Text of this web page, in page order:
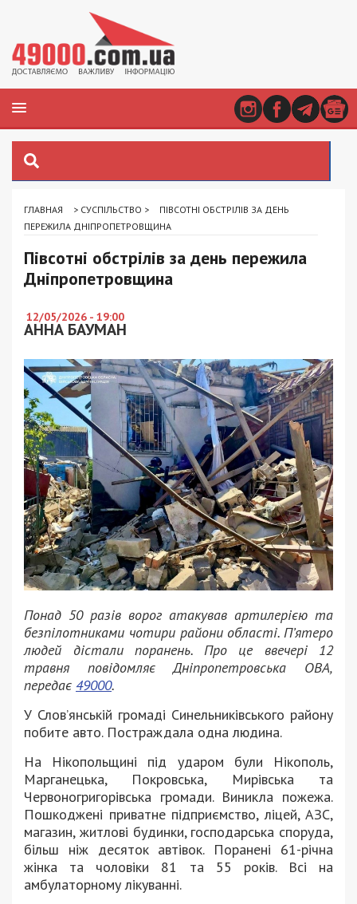
ГЛАВНАЯ > СУСПІЛЬСТВО >
ПІВСОТНІ ОБСТРІЛІВ ЗА ДЕНЬ
ПЕРЕЖИЛА ДНІПРОПЕТРОВЩИНА
Півсотні обстрілів за день пережила
Дніпропетровщина
12/05/2026 - 19:00
АННА БАУМАН
Понад 50 разів ворог атакував артилерією та
безпілотниками чотири райони області. П’ятеро
людей дістали поранень. Про це ввечері 12
травня повідомляє Дніпропетровська ОВА,
передає 49000.
У Слов’янській громаді Синельниківського району
побите авто. Постраждала одна людина.
На Нікопольщині під ударом були Нікополь,
Марганецька, Покровська, Мирівська та
Червоногригорівська громади. Виникла пожежа.
Пошкоджені приватне підприємство, ліцей, АЗС,
магазин, житлові будинки, господарська споруда,
більш ніж десяток автівок. Поранені 61-річна
жінка та чоловіки 81 та 55 років. Всі на
амбулаторному лікуванні.